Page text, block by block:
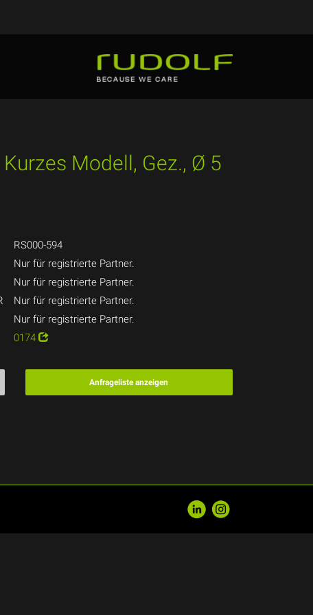
Modell, Gez., Ø 5
RS000-594
Nur für registrierte Partner.
Nur für registrierte Partner.
Nur für registrierte Partner.
Nur für registrierte Partner.
0174
Anfrageliste anzeigen